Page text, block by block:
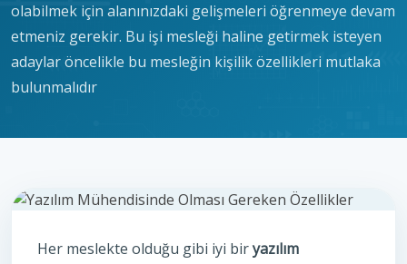
olabilmek için alanınızdaki gelişmeleri öğrenmeye devam
etmeniz gerekir. Bu işi mesleği haline getirmek isteyen
adaylar öncelikle bu mesleğin kişilik özellikleri mutlaka
bulunmalıdır
Her meslekte olduğu gibi iyi biryazılım